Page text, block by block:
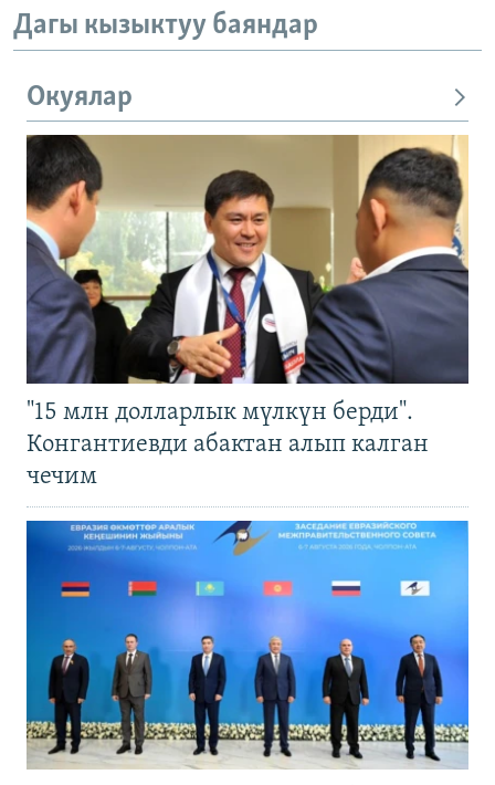
Дагы кызыктуу баяндар
Окуялар
"15 млн долларлык мүлкүн берди".
Конгантиевди абактан алып калган
чечим